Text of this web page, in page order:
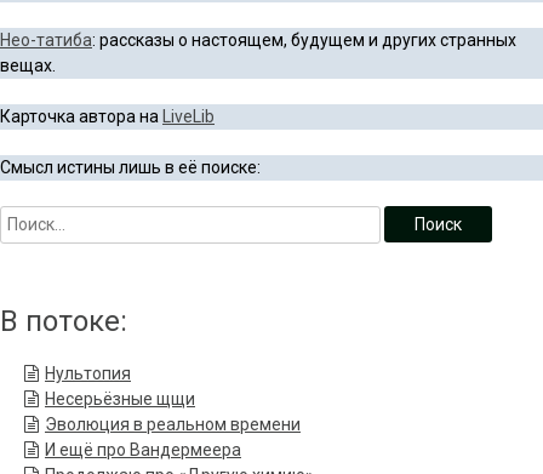
Нео-татиба: рассказы о настоящем, будущем и других странных
вещах.
Карточка автора на LiveLib
Смысл истины лишь в её поиске:
В потоке:
Нультопия
Несерьёзные щщи
Эволюция в реальном времени
И ещё про Вандермеера